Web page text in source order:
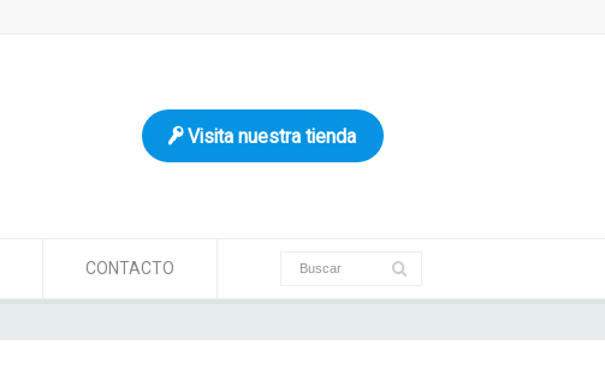
Visita nuestra tienda
CONTACTO